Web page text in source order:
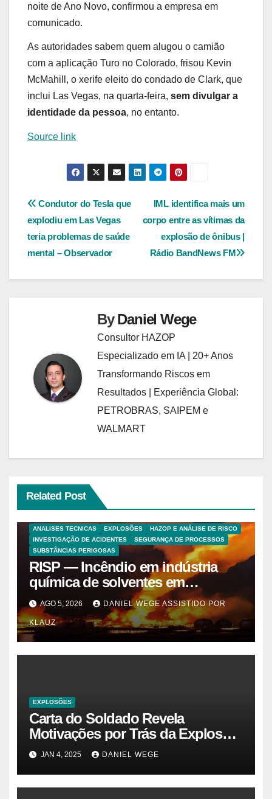
noite de Ano Novo, confirmou a empresa em
comunicado.
As autoridades sabem quem alugou o camião
com a aplicação Turo no Colorado, frisou Kevin
McMahill, o xerife eleito do condado de Clark, que
inclui Las Vegas, na quarta-feira, sem divulgar a
identidade da pessoa, no entanto.
Source link
Navegação
de
Post
IML identifica mais um
corpo entre as vítimas da
explosão de ônibus |
Rádio BandNews FM
Condutor do Tesla que
explodiu em Las Vegas
teria problemas de saúde
mental – Observador
ByDaniel Wege
Consultor HAZOP
Especializado em IA | 20+ Anos
Transformando Riscos em
Resultados | Experiência Global:
PETROBRAS, SAIPEM e
WALMART
Related Post
ANALISES TECNICAS EXPLOSÕES
HAZOP E ANÁLISE DE RISCO
INVESTIGAÇÃO DE ACIDENTES
SEGURANÇA DE PROCESSOS
SUBSTÂNCIAS PERIGOSAS
RISP — Incêndio em indústria
química de solventes em
Itaquaquecetuba/SP
(UNIQUIMA/Quema)
AGO 5, 2026 DANIEL WEGE ASSISTIDO POR
KLAUZ
EXPLOSÕES
Carta do Soldado Revela
Motivações por Trás da Explosão
do Cybertruck em Las Vegas –
Gazeta Brasil
JAN 4, 2025 DANIEL WEGE